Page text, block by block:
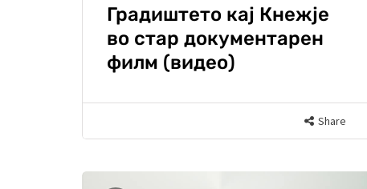
Градиштето кај Кнежје
во стар документарен
филм (видео)
Share